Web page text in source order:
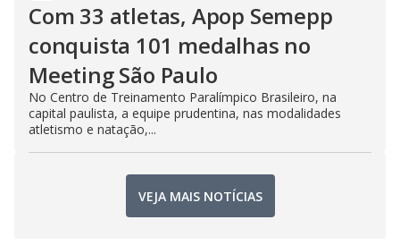
Com 33 atletas, Apop Semepp
conquista 101 medalhas no
Meeting São Paulo
No Centro de Treinamento Paralímpico Brasileiro, na
capital paulista, a equipe prudentina, nas modalidades
atletismo e natação,...
VEJA MAIS NOTÍCIAS